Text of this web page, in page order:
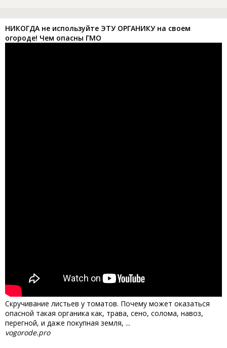
НИКОГДА не используйте ЭТУ ОРГАНИКУ на своем
огороде! Чем опасны ГМО
Скручивание листьев у томатов. Почему может оказаться
опасной такая органика как, трава, сено, солома, навоз,
перегной, и даже покупная земля, ...
vogorode.pro